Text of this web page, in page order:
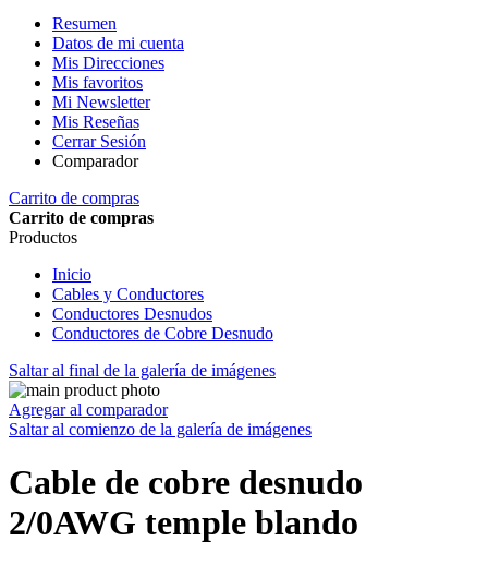
Resumen
Datos de mi cuenta
Mis Direcciones
Mis favoritos
Mi Newsletter
Mis Reseñas
Cerrar Sesión
Comparador
Carrito de compras
Carrito de compras
Productos
Inicio
Cables y Conductores
Conductores Desnudos
Conductores de Cobre Desnudo
Saltar al final de la galería de imágenes
Agregar al comparador
Saltar al comienzo de la galería de imágenes
Cable de cobre desnudo
2/0AWG temple blando